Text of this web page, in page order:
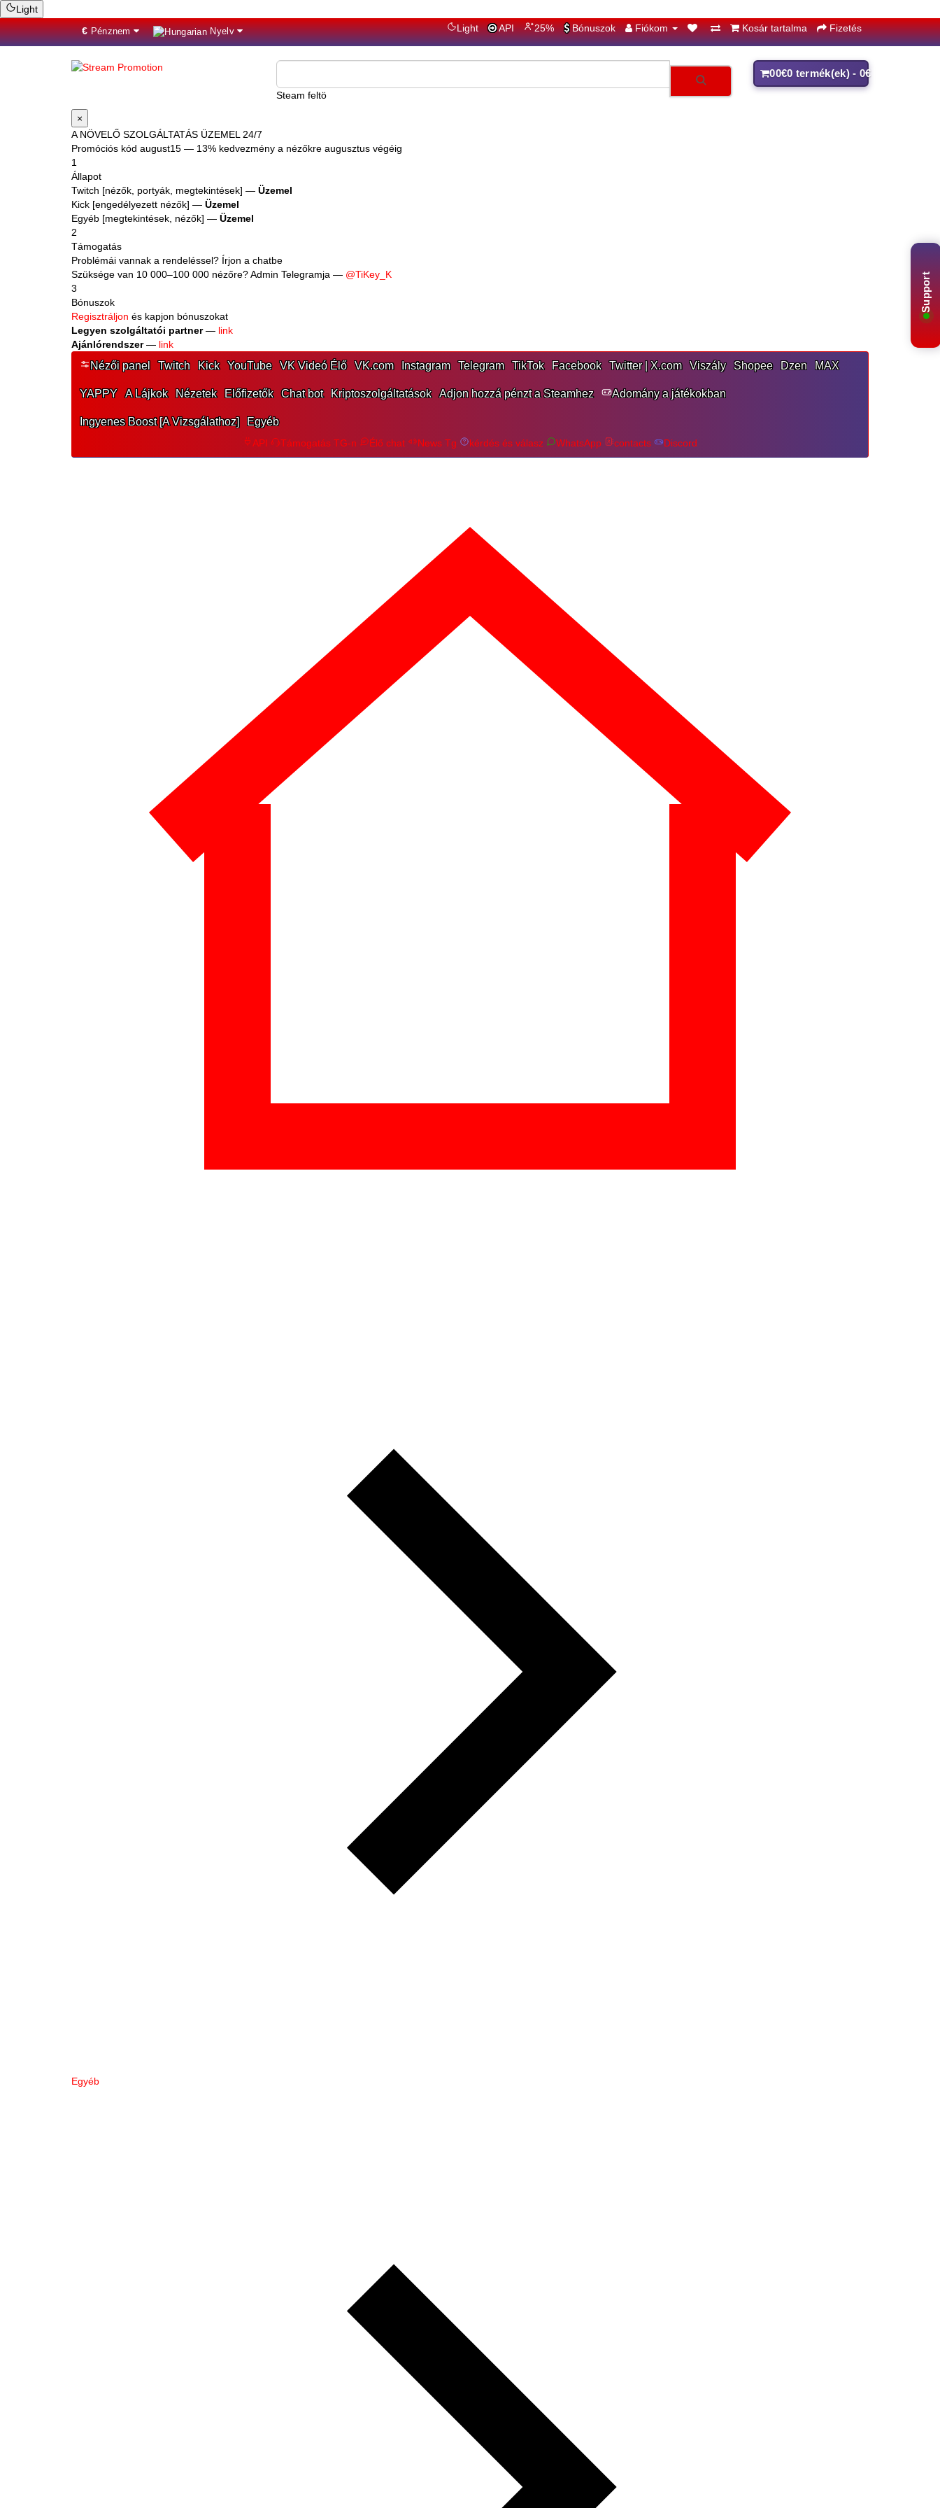
Light
Support
€Pénznem Nyelv Light API 25% Bónuszok Fiókom Kosár tartalma Fizetés
Steam feltöltés
00€0 termék(ek) - 0€
×
A NÖVELŐ SZOLGÁLTATÁS ÜZEMEL 24/7
Promóciós kód august15 — 13% kedvezmény a nézőkre augusztus végéig
1
Állapot
Twitch [nézők, portyák, megtekintések] — Üzemel
Kick [engedélyezett nézők] — Üzemel
Egyéb [megtekintések, nézők] — Üzemel
2
Támogatás
Problémái vannak a rendeléssel? Írjon a chatbe
Szüksége van 10 000–100 000 nézőre? Admin Telegramja — @TiKey_K
3
Bónuszok
Regisztráljon és kapjon bónuszokat
Legyen szolgáltatói partner— link
Ajánlórendszer— link
Nézői panel Twitch Kick YouTube VK Videó Élő VK.com Instagram Telegram TikTok Facebook Twitter | X.com Viszály Shopee Dzen MAX
YAPPY A Lájkok Nézetek Előfizetők Chat bot Kriptoszolgáltatások Adjon hozzá pénzt a Steamhez Adomány a játékokban
Ingyenes Boost [A Vizsgálathoz] Egyéb
API Támogatás TG-n Élő chat News Tg kérdés és válasz WhatsApp contacts Discord
Egyéb